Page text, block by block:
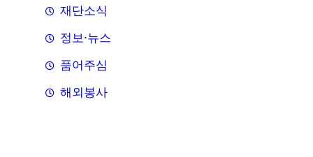
재단소식
정보·뉴스
품어주심
해외봉사